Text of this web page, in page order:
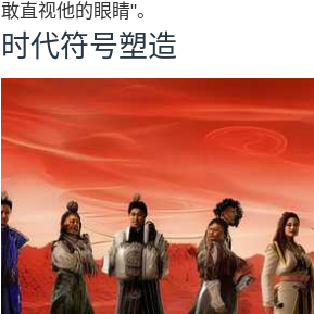
敢直视他的眼睛"。
时代符号塑造